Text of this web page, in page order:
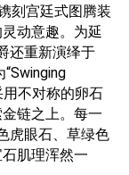
刻宫廷式图腾装
动意趣。为延
还重新演绎于
不对称的卵石
链之上。每一
虎眼石、草绿色
肌理浑然一